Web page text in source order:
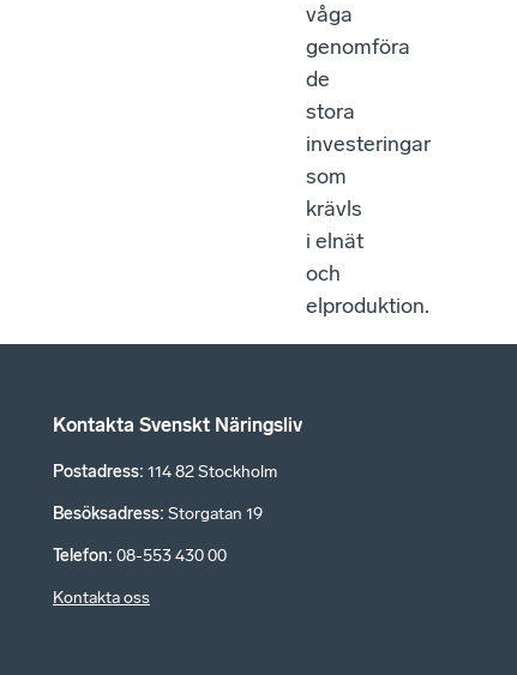
våga
genomföra
de
stora
investeringar
som
krävls
i elnät
och
elproduktion.
Kontakta Svenskt Näringsliv
Postadress: 114 82 Stockholm
Besöksadress: Storgatan 19
Telefon: 08-553 430 00
Kontakta oss